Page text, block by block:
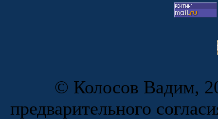
© Колосов Вадим,
предварительного